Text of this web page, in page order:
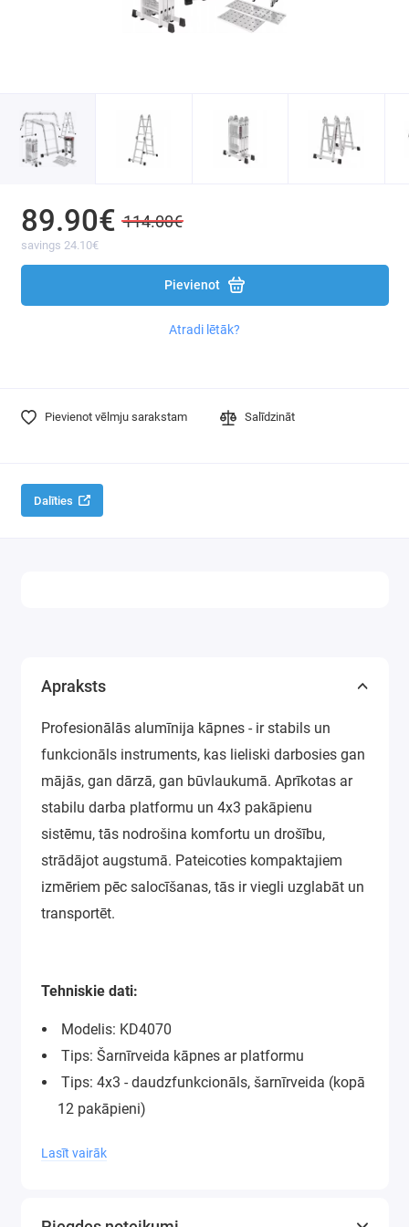
Asfalta un betona zāģi
Betona maisīšanas iekārtas
Betona vibratori, blīvētāji
Kāpnes
Instrumenti flīžu klāšanai
89.90€ 114.00€
savings 24.10€
Pievienot
Atradi lētāk?
Pievienot vēlmju sarakstam Salīdzināt
Dalīties
Apraksts
Profesionālās alumīnija kāpnes - ir stabils un
funkcionāls instruments, kas lieliski darbosies gan
mājās, gan dārzā, gan būvlaukumā. Aprīkotas ar
stabilu darba platformu un 4x3 pakāpienu
sistēmu, tās nodrošina komfortu un drošību,
strādājot augstumā. Pateicoties kompaktajiem
izmēriem pēc salocīšanas, tās ir viegli uzglabāt un
transportēt.
Tehniskie dati:
Modelis: KD4070
Tips: Šarnīrveida kāpnes ar platformu
Tips: 4x3 - daudzfunkcionāls, šarnīrveida (kopā
12 pakāpieni)
Darba augstums, izmantojot platformu:
Lasīt vairāk